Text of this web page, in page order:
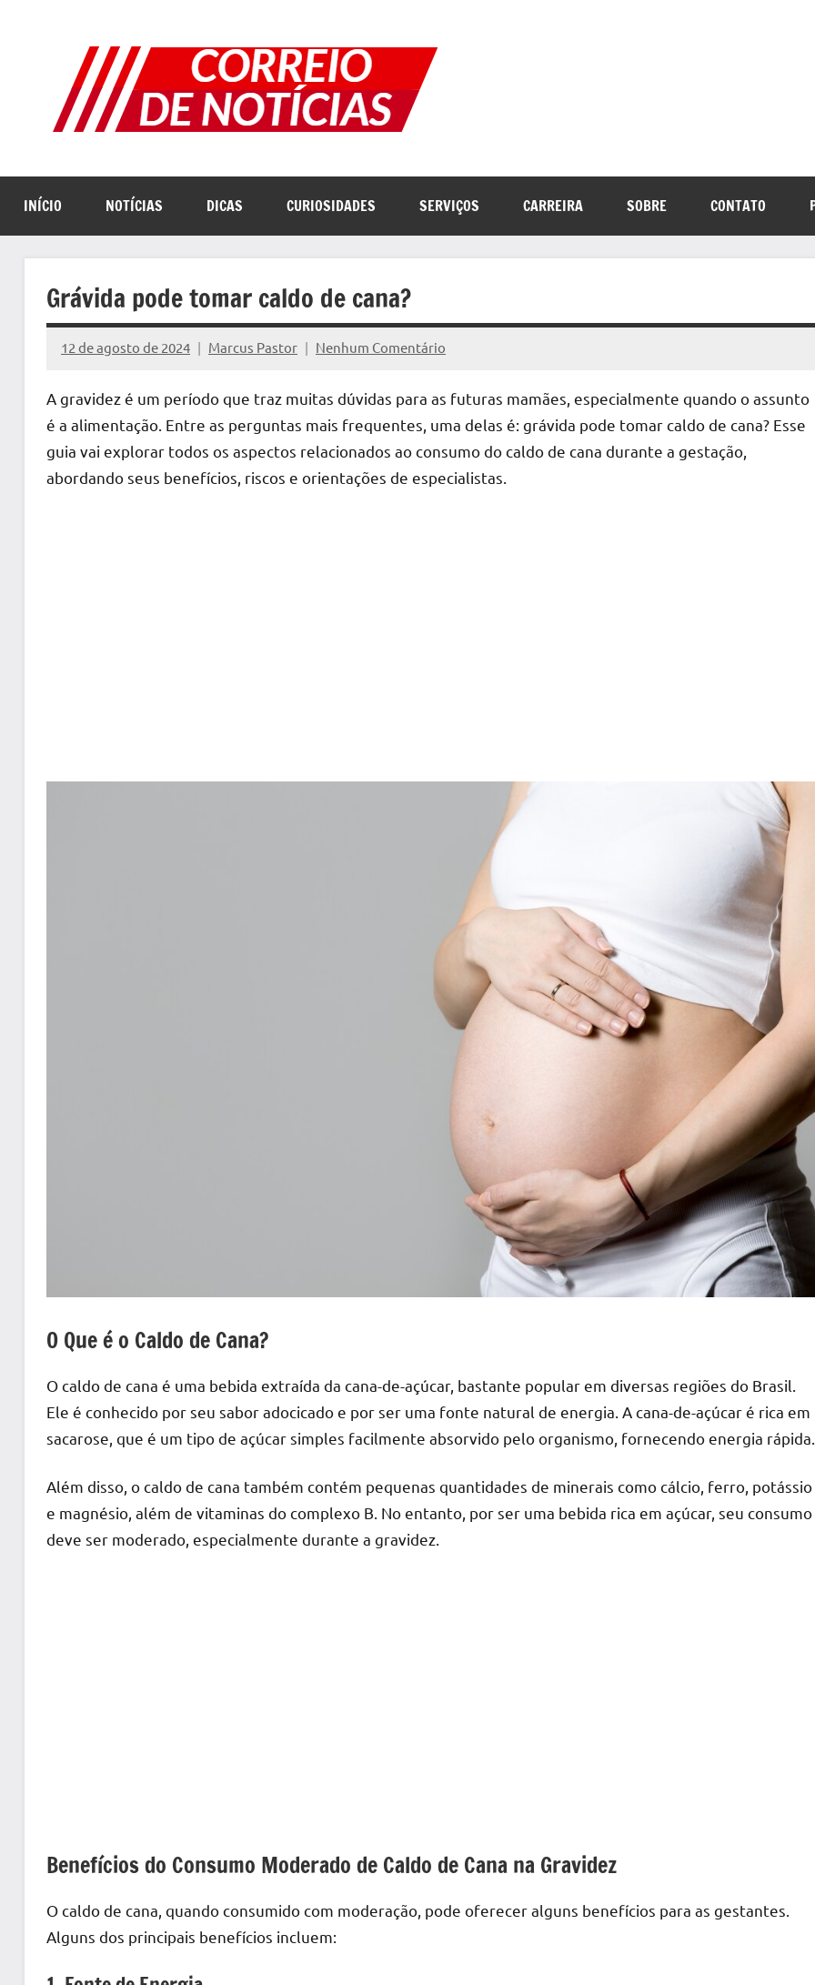
de
Notícias
internet
INÍCIO NOTÍCIAS DICAS CURIOSIDADES SERVIÇOS CARREIRA SOBRE CONTATO
Grávida pode tomar caldo de cana?
12 de agosto de 2024 Marcus Pastor Nenhum Comentário
A gravidez é um período que traz muitas dúvidas para as futuras mamães, especialmente quando o assunto
é a alimentação. Entre as perguntas mais frequentes, uma delas é: grávida pode tomar caldo de cana? Esse
guia vai explorar todos os aspectos relacionados ao consumo do caldo de cana durante a gestação,
abordando seus benefícios, riscos e orientações de especialistas.
O Que é o Caldo de Cana?
O caldo de cana é uma bebida extraída da cana-de-açúcar, bastante popular em diversas regiões do Brasil.
Ele é conhecido por seu sabor adocicado e por ser uma fonte natural de energia. A cana-de-açúcar é rica em
sacarose, que é um tipo de açúcar simples facilmente absorvido pelo organismo, fornecendo energia rápida.
Além disso, o caldo de cana também contém pequenas quantidades de minerais como cálcio, ferro, potássio
e magnésio, além de vitaminas do complexo B. No entanto, por ser uma bebida rica em açúcar, seu consumo
deve ser moderado, especialmente durante a gravidez.
Benefícios do Consumo Moderado de Caldo de Cana na Gravidez
O caldo de cana, quando consumido com moderação, pode oferecer alguns benefícios para as gestantes.
Alguns dos principais benefícios incluem: